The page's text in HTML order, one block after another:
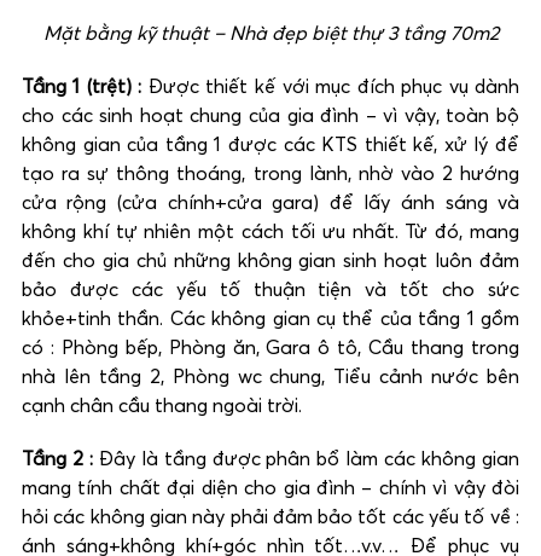
Mặt bằng kỹ thuật – Nhà đẹp biệt thự 3 tầng 70m2
Tầng 1 (trệt) : Được thiết kế với mục đích phục vụ dành
cho các sinh hoạt chung của gia đình – vì vậy, toàn bộ
không gian của tầng 1 được các KTS thiết kế, xử lý để
tạo ra sự thông thoáng, trong lành, nhờ vào 2 hướng
cửa rộng (cửa chính+cửa gara) để lấy ánh sáng và
không khí tự nhiên một cách tối ưu nhất. Từ đó, mang
đến cho gia chủ những không gian sinh hoạt luôn đảm
bảo được các yếu tố thuận tiện và tốt cho sức
khỏe+tinh thần. Các không gian cụ thể của tầng 1 gồm
có : Phòng bếp, Phòng ăn, Gara ô tô, Cầu thang trong
nhà lên tầng 2, Phòng wc chung, Tiểu cảnh nước bên
cạnh chân cầu thang ngoài trời.
Tầng 2 :Đây là tầng được phân bổ làm các không gian
mang tính chất đại diện cho gia đình – chính vì vậy đòi
hỏi các không gian này phải đảm bảo tốt các yếu tố về :
ánh sáng+không khí+góc nhìn tốt…v.v… Để phục vụ